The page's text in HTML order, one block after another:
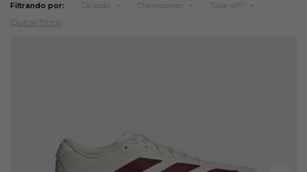
Filtrando por: Calzado Championes Talle 407
Quitar filtros